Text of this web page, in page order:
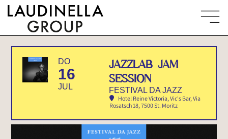
DO
16
JUL
JAZZLAB JAM
SESSION
FESTIVAL DA JAZZ
Hotel Reine Victoria, Vic's Bar, Via
Rosatsch 18, 7500 St. Moritz